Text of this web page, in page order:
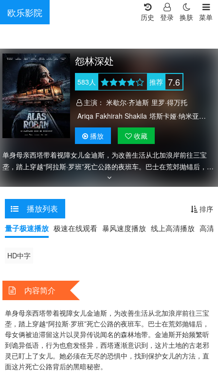
欧乐影院 菜单
换肤
登录
历史
怨林深处
583人 推荐 7.6
主演： 米歇尔·齐迪斯 里罗·得万托
Ariqa Fakhirah Shakila 塔斯卡娅·纳米亚
伊梅尔达·塞林 Dewi Pakis
普里特·蒂莫西 德拉·达蒂安
Agus Kuncoro 鲁思·马里尼 Saputra Kori
Agung Bla Aldy Pratama
播放
收藏
单身母亲西塔带着视障女儿金迪斯，为改善生活从北加浪岸前往三宝
垄，踏上穿越“阿拉斯·罗班”死亡公路的夜班车。巴士在荒郊抛锚后，母
女俩被迫滞留这片以灵异传说闻名的森林地带。金迪斯开始频繁听到诡
异低语，行为也愈发怪异，西塔逐渐意识到，这片土地的古老邪灵已盯
上了女儿。她必须在无尽的恐惧中，找到保护女儿的方法，直面这片死
亡公路背后的黑暗秘密。
播放列表 排序
量子极速播放 极速在线观看 暴风速度播放 线上高清播放 高清
HD中字
内容简介
单身母亲西塔带着视障女儿金迪斯，为改善生活从北加浪岸前往三宝
垄，踏上穿越“阿拉斯·罗班”死亡公路的夜班车。巴士在荒郊抛锚后，
母女俩被迫滞留这片以灵异传说闻名的森林地带。金迪斯开始频繁听
到诡异低语，行为也愈发怪异，西塔逐渐意识到，这片土地的古老邪
灵已盯上了女儿。她必须在无尽的恐惧中，找到保护女儿的方法，直
面这片死亡公路背后的黑暗秘密。